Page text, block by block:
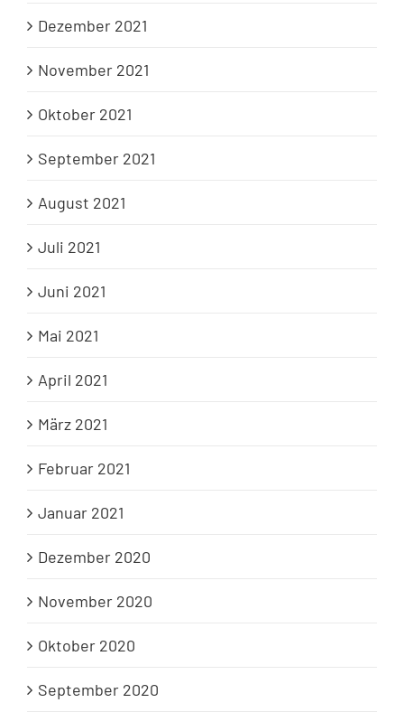
Dezember 2021
November 2021
Oktober 2021
September 2021
August 2021
Juli 2021
Juni 2021
Mai 2021
April 2021
März 2021
Februar 2021
Januar 2021
Dezember 2020
November 2020
Oktober 2020
September 2020